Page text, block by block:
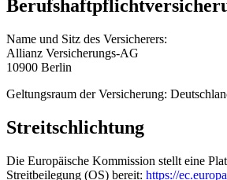
Name und Sitz des Versicherers:
Allianz Versicherungs-AG
10900 Berlin
Geltungsraum der Versicherung:
Streitschlichtung
Die Europäische Kommission stellt eine
Streitbeilegung (OS) bereit: https://